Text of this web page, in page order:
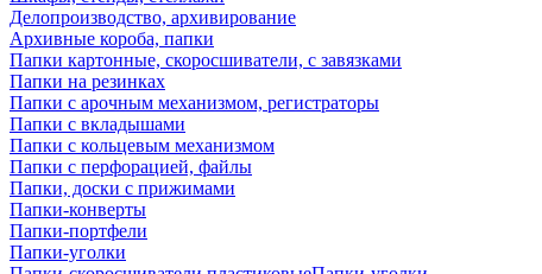
Делопроизводство, архивирование
Архивные короба, папки
Папки картонные, скоросшиватели, с завязками
Папки на резинках
Папки с арочным механизмом, регистраторы
Папки с вкладышами
Папки с кольцевым механизмом
Папки с перфорацией, файлы
Папки, доски с прижимами
Папки-конверты
Папки-портфели
Папки-уголки